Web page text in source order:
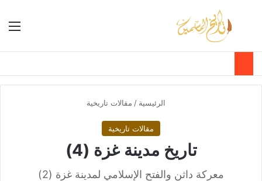
الوضع بحث عن
الرئيسية / مقالات تاريخية
مقالات تاريخية
تاريخ مدينة غزة (4)
معركة داثن والفتح الإسلامي لمدينة غزة (2)